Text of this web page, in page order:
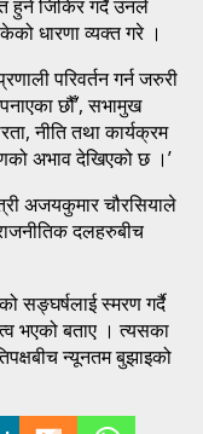
हुने जिकिर गर्दै उनले
धारणा व्यक्त गरे ।
परिवर्तन गर्न जरुरी
छौँ’, सभामुख
नीति तथा कार्यक्रम
अभाव देखिएको छ ।’
अजयकुमार चौरसियाले
दलहरुबीच
सङ्घर्षलाई स्मरण गर्दै
भएको बताए । त्यसका
न्यूनतम बुझाइको